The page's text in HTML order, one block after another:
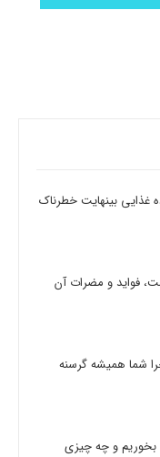
از حد این 8 ماده غذایی بینهایت خطرناک
فواید و مضرات آن
شما همیشه گرسنه
و چه چیزی